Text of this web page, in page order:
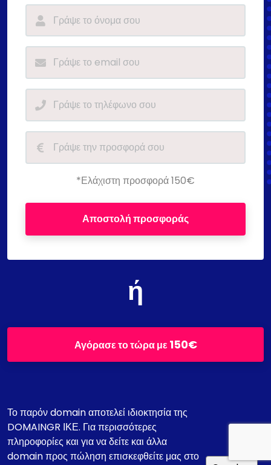
*Ελάχιστη προσφορά 150€
Αποστολή προσφοράς
ή
Αγόρασε το τώρα με150€
Το παρόν domain αποτελεί ιδιοκτησία της
DOMAINGR ΙΚΕ. Για περισσότερες
πληροφορίες και για να δείτε και άλλα
domain προς πώληση επισκεφθείτε μας στο